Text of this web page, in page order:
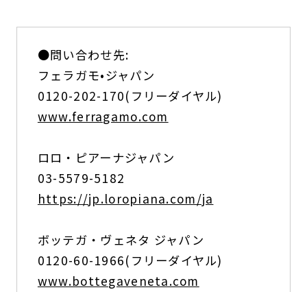
●問い合わせ先:
フェラガモ•ジャパン
0120-202-170(フリーダイヤル)
www.ferragamo.com
ロロ・ピアーナジャパン
03-5579-5182
https://jp.loropiana.com/ja
ボッテガ・ヴェネタ ジャパン
0120-60-1966(フリーダイヤル)
www.bottegaveneta.com